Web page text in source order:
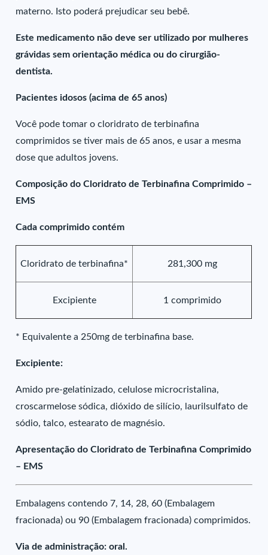
materno. Isto poderá prejudicar seu bebê.
Este medicamento não deve ser utilizado por mulheres
grávidas sem orientação médica ou do cirurgião-
dentista.
Pacientes idosos (acima de 65 anos)
Você pode tomar o cloridrato de terbinafina
comprimidos se tiver mais de 65 anos, e usar a mesma
dose que adultos jovens.
Composição do Cloridrato de Terbinafina Comprimido –
EMS
Cada comprimido contém
Cloridrato de terbinafina* 281,300 mg
Excipiente 1 comprimido
* Equivalente a 250mg de terbinafina base.
Excipiente:
Amido pre-gelatinizado, celulose microcristalina,
croscarmelose sódica, dióxido de silício, laurilsulfato de
sódio, talco, estearato de magnésio.
Apresentação do Cloridrato de Terbinafina Comprimido
– EMS
Embalagens contendo 7, 14, 28, 60 (Embalagem
fracionada) ou 90 (Embalagem fracionada) comprimidos.
Via de administração: oral.